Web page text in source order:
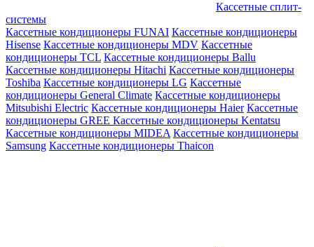
Кассетные сплит-
системы
Кассетные кондиционеры FUNAI Кассетные кондиционеры
Hisense Кассетные кондиционеры MDV Кассетные
кондиционеры TCL Кассетные кондиционеры Ballu
Кассетные кондиционеры Hitachi Кассетные кондиционеры
Toshiba Кассетные кондиционеры LG Кассетные
кондиционеры General Climate Кассетные кондиционеры
Mitsubishi Electric Кассетные кондиционеры Haier Кассетные
кондиционеры GREE Кассетные кондиционеры Kentatsu
Кассетные кондиционеры MIDEA Кассетные кондиционеры
Samsung Кассетные кондиционеры Thaicon